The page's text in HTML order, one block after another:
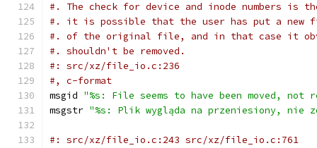
#. The check for device and inode numbers is
#. it is possible that the user has put a new
#. of the original file, and in that case it
#. shouldn't be removed.
#: src/xz/file_io.c:236
#, c-format
msgid "%s: File seems to have been moved, not
msgstr "%s: Plik wygląda na przeniesiony, nie
#: src/xz/file_io.c:243 src/xz/file_io.c:761